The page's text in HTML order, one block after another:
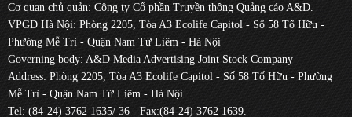
Cơ quan chủ quản: Công ty Cổ phần Truyền thông Quảng cáo A&D.
VPGD Hà Nội: Phòng 2205, Tòa A3 Ecolife Capitol - Số 58 Tố Hữu -
Phường Mễ Trì - Quận Nam Từ Liêm - Hà Nội
Governing body: A&D Media Advertising Joint Stock Company
Address: Phòng 2205, Tòa A3 Ecolife Capitol - Số 58 Tố Hữu - Phường
Mễ Trì - Quận Nam Từ Liêm - Hà Nội
Tel: (84-24) 3762 1635/ 36 - Fax:(84-24) 3762 1639.